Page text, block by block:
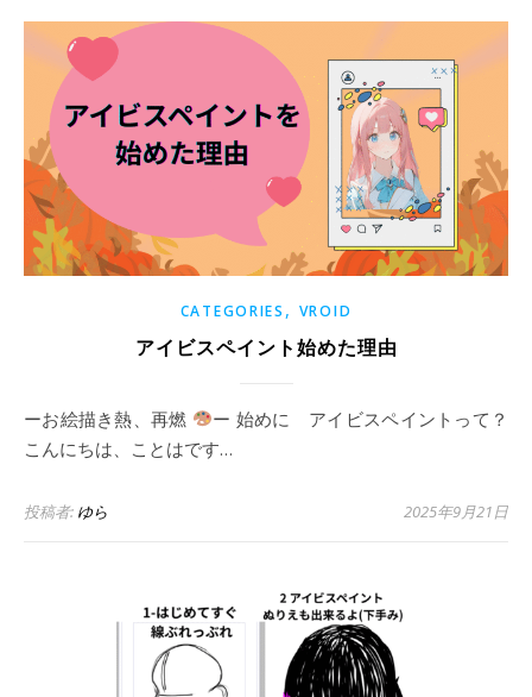
CATEGORIES , VROID
アイビスペイント始めた理由
ーお絵描き熱、再燃
ー 始めに アイビスペイントって？
こんにちは、ことはです…
投稿者: ゆら 2025年9月21日